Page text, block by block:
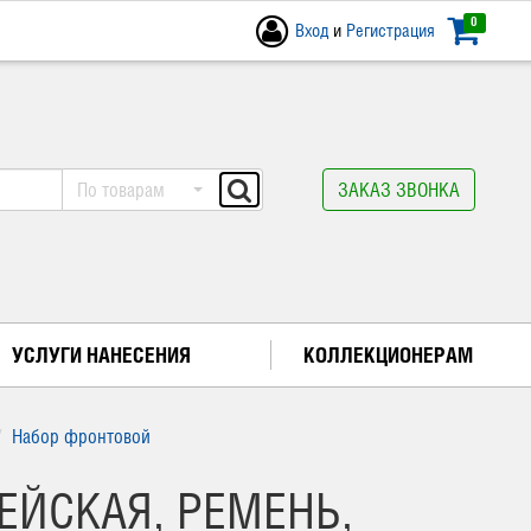
0
Вход и Регистрация
По товарам ЗАКАЗ ЗВОНКА
УСЛУГИ НАНЕСЕНИЯ КОЛЛЕКЦИОНЕРАМ
Набор фронтовой
РЕМЕНЬ,